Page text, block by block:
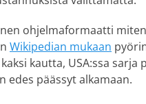
ohjelmaformaatti
Wikipedian mukaan
kautta, USA:ssa
edes päässyt alkamaan.